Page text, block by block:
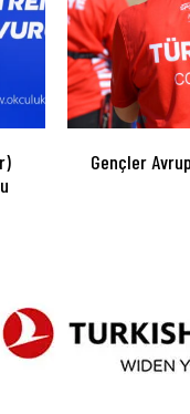
Gençler